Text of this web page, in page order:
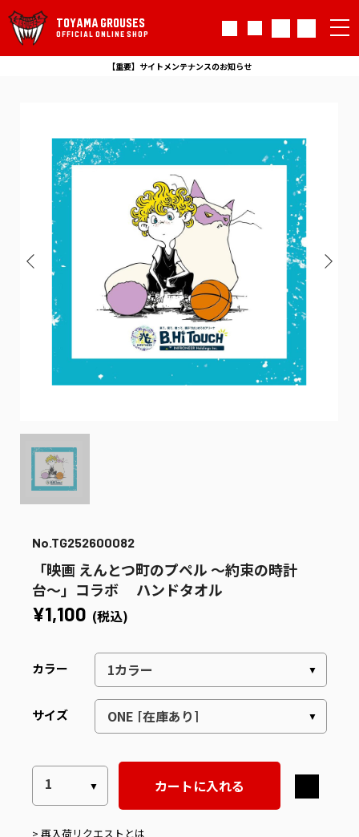
TOYAMA GROUSES
OFFICIAL ONLINE SHOP
【重要】サイトメンテナンスのお知らせ
No.TG252600082
「映画 えんとつ町のプペル 〜約束の時計
台〜」コラボ ハンドタオル
¥1,100 (税込)
カラー
サイズ
カートに入れる
> 再入荷リクエストとは